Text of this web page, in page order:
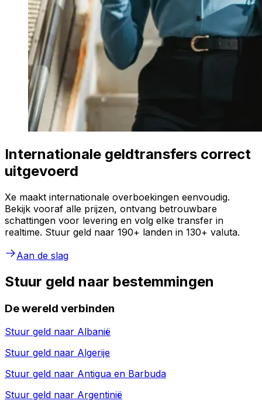
Internationale geldtransfers correct
uitgevoerd
Xe maakt internationale overboekingen eenvoudig.
Bekijk vooraf alle prijzen, ontvang betrouwbare
schattingen voor levering en volg elke transfer in
realtime. Stuur geld naar 190+ landen in 130+ valuta.
Aan de slag
Stuur geld naar bestemmingen
De wereld verbinden
Stuur geld naar Albanië
Stuur geld naar Algerije
Stuur geld naar Antigua en Barbuda
Stuur geld naar Argentinië